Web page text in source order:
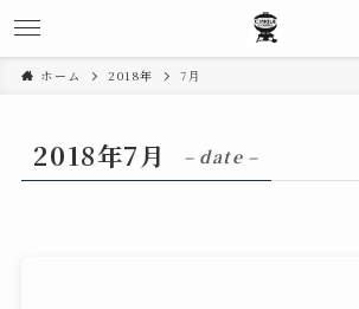
ホーム 2018年 7月
2018年7月 – date –